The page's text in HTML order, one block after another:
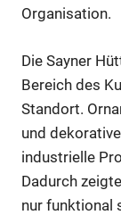
Organisation.
Die Sayner
Bereich des
Standort.
und
industrielle
Dadurch
nur funktional